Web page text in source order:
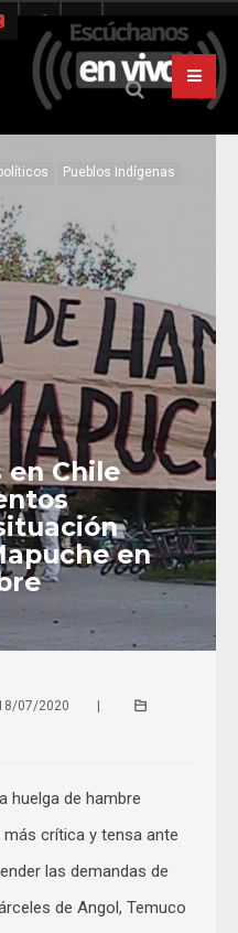
Pueblos Indígenas
en Chile
en
07/2020
huelga de hambre
crítica y tensa ante
las demandas de
de Angol, Temuco